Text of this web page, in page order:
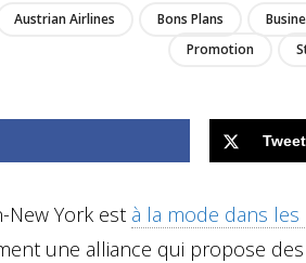
Austrian Airlines Bons Plans
Promotion
Tweet
New York est à la mode dans
une alliance qui propose